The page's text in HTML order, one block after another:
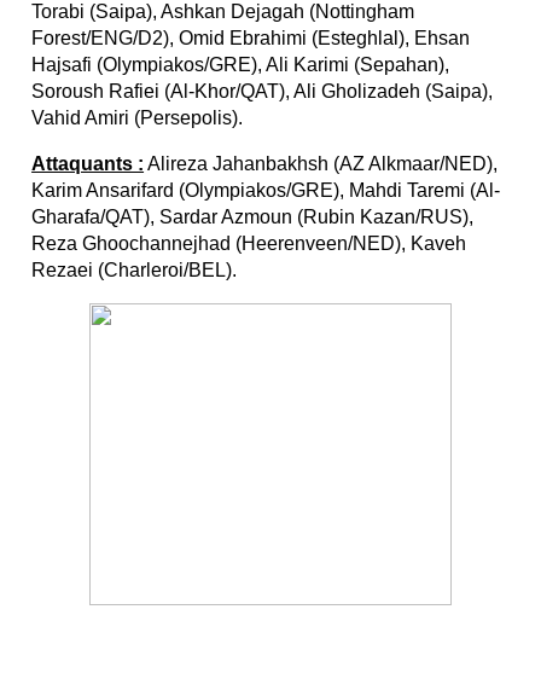
Torabi (Saipa), Ashkan Dejagah (Nottingham
Forest/ENG/D2), Omid Ebrahimi (Esteghlal), Ehsan
Hajsafi (Olympiakos/GRE), Ali Karimi (Sepahan),
Soroush Rafiei (Al-Khor/QAT), Ali Gholizadeh (Saipa),
Vahid Amiri (Persepolis).
Attaquants : Alireza Jahanbakhsh (AZ Alkmaar/NED),
Karim Ansarifard (Olympiakos/GRE), Mahdi Taremi (Al-
Gharafa/QAT), Sardar Azmoun (Rubin Kazan/RUS),
Reza Ghoochannejhad (Heerenveen/NED), Kaveh
Rezaei (Charleroi/BEL).